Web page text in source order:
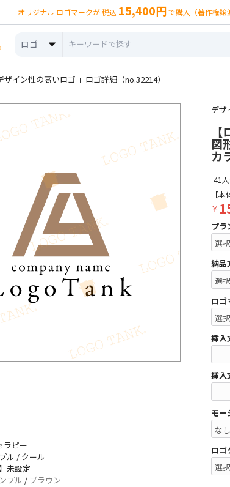
オリジナル ロゴマークが 税込 15,400円 で購入（著作権譲
ロゴ
ザイン性の高いロゴ 」ロゴ詳細（no.32214）
ラピー
ル / クール
未設定
プル / ブラウン
デザ
図
カ
41
【本
￥
プラ
納品
ロゴ
挿入
挿入
モー
ロゴ